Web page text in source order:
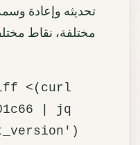
تحديثه وإعادة
مختلفة، نقاط
<(curl
| jq